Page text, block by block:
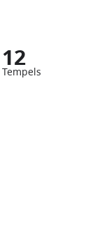
12
Tempels